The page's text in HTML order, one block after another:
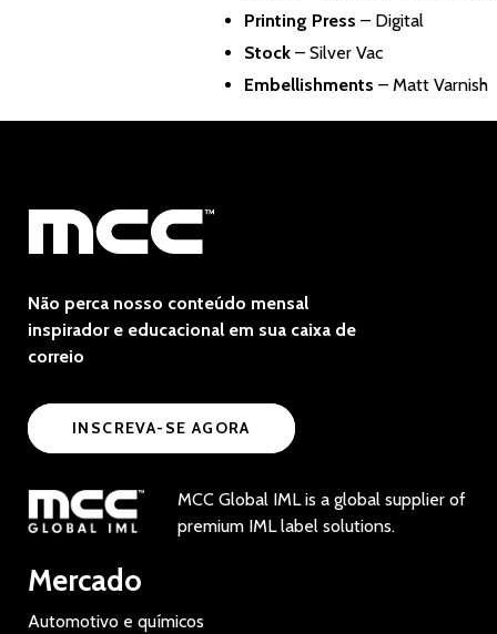
Printing Press – Digital
Stock – Silver Vac
Embellishments – Matt Varnish
Não perca nosso conteúdo mensal
inspirador e educacional em sua caixa de
correio
INSCREVA-SE AGORA
MCC Global IML is a global supplier of
premium IML label solutions.
Mercado
Automotivo e químicos